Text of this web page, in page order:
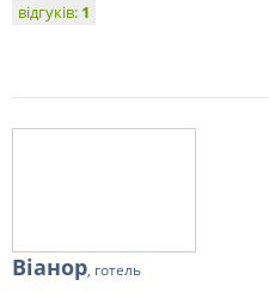
відгуків: 1
Віанор, готель